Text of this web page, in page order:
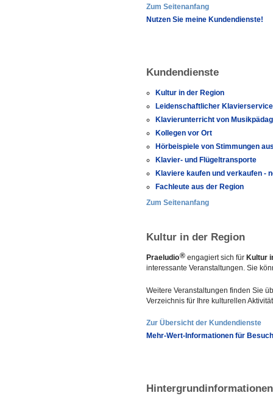
Zum Seitenanfang
Nutzen Sie meine Kundendienste!
Kundendienste
Kultur in der Region
Leidenschaftlicher
Klavierunterricht von
Kollegen vor Ort
Hörbeispiele von Stimmungen
Klavier- und Flügeltransporte
Klaviere kaufen und verkaufen -
Fachleute aus der Region
Zum Seitenanfang
Kultur in der Region
Praeludio® engagiert sich für Kultur
interessante Veranstaltungen. Sie
Weitere Veranstaltungen finden Sie
Verzeichnis für Ihre kulturellen
Zur Übersicht der Kundendienste
Mehr-Wert-Informationen für